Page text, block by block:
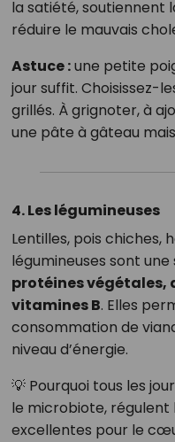
la satiété, soutiennent
réduire le mauvais
Astuce :une petite
jour suffit. Choisissez-
grillés. À grignoter, à
une pâte à gâteau
4. Les légumineuses
Lentilles, pois chiches,
légumineuses sont
protéines végétales,
vitamines B. Elles
consommation de
niveau d’énergie.
💡 Pourquoi tous les
le microbiote,
excellentes pour le